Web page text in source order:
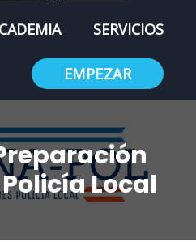
SERVICIOS
EMPEZAR
Local